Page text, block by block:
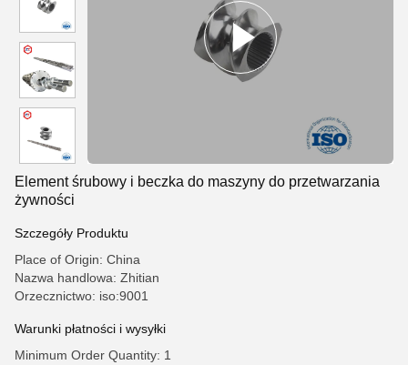
Element śrubowy i beczka do maszyny do przetwarzania
żywności
Szczegóły Produktu
Place of Origin: China
Nazwa handlowa: Zhitian
Orzecznictwo: iso:9001
Warunki płatności i wysyłki
Minimum Order Quantity: 1